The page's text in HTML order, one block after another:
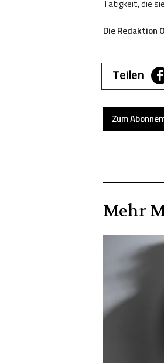
Tätigkeit, die
Die Redaktion
Teilen
Zum
Mehr